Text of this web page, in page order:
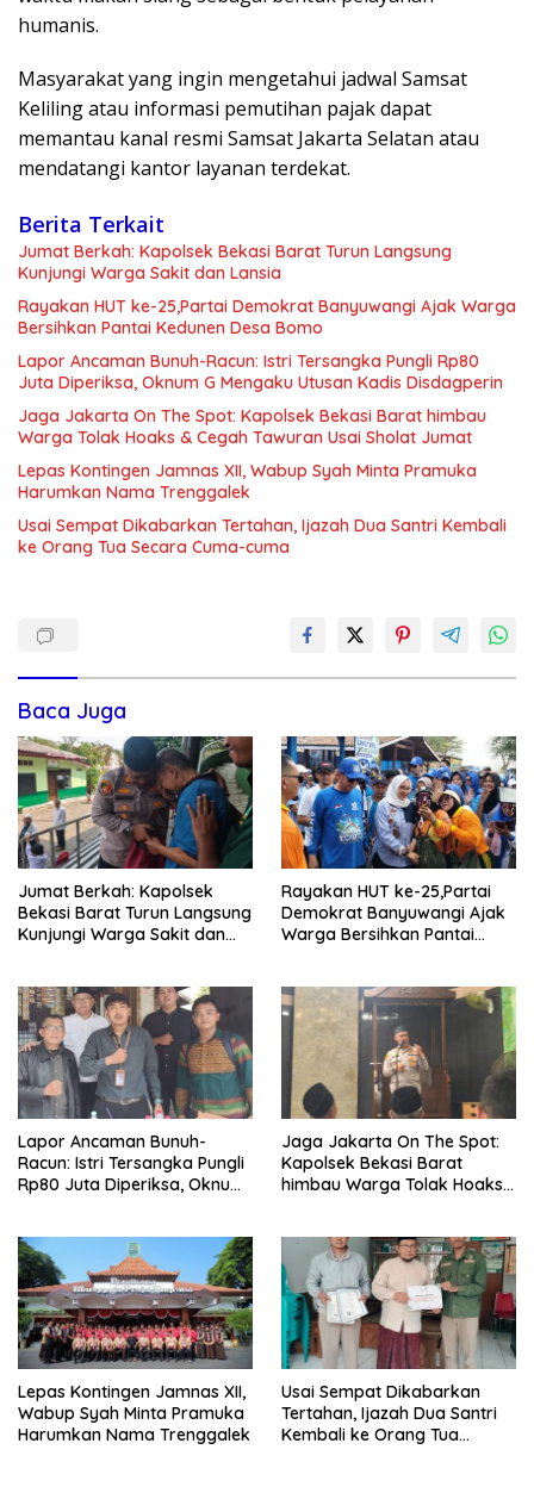
humanis.
Masyarakat yang ingin mengetahui jadwal Samsat
Keliling atau informasi pemutihan pajak dapat
memantau kanal resmi Samsat Jakarta Selatan atau
mendatangi kantor layanan terdekat.
Berita Terkait
Jumat Berkah: Kapolsek Bekasi Barat Turun Langsung
Kunjungi Warga Sakit dan Lansia
Rayakan HUT ke-25,Partai Demokrat Banyuwangi Ajak Warga
Bersihkan Pantai Kedunen Desa Bomo
Lapor Ancaman Bunuh-Racun: Istri Tersangka Pungli Rp80
Juta Diperiksa, Oknum G Mengaku Utusan Kadis Disdagperin
Jaga Jakarta On The Spot: Kapolsek Bekasi Barat himbau
Warga Tolak Hoaks & Cegah Tawuran Usai Sholat Jumat
Lepas Kontingen Jamnas XII, Wabup Syah Minta Pramuka
Harumkan Nama Trenggalek
Usai Sempat Dikabarkan Tertahan, Ijazah Dua Santri Kembali
ke Orang Tua Secara Cuma-cuma
Baca Juga
Jumat Berkah: Kapolsek
Bekasi Barat Turun Langsung
Kunjungi Warga Sakit dan
Rayakan HUT ke-25,Partai
Demokrat Banyuwangi Ajak
Warga Bersihkan Pantai
Lapor Ancaman Bunuh-
Racun: Istri Tersangka Pungli
Rp80 Juta Diperiksa, Oknum
Jaga Jakarta On The Spot:
Kapolsek Bekasi Barat
himbau Warga Tolak Hoaks
Lepas Kontingen Jamnas XII,
Wabup Syah Minta Pramuka
Harumkan Nama Trenggalek
Usai Sempat Dikabarkan
Tertahan, Ijazah Dua Santri
Kembali ke Orang Tua